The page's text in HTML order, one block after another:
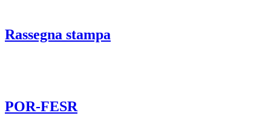
Rassegna stampa
POR-FESR